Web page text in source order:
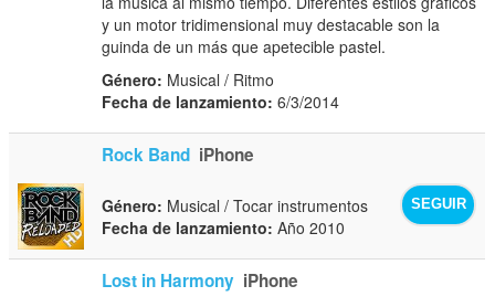
y un motor tridimensional muy destacable son la
guinda de un más que apetecible pastel.
Género: Musical / Ritmo
Fecha de lanzamiento: 6/3/2014
Rock Band iPhone
SEGUIR
Género: Musical / Tocar instrumentos
Fecha de lanzamiento: Año 2010
Lost in Harmony iPhone